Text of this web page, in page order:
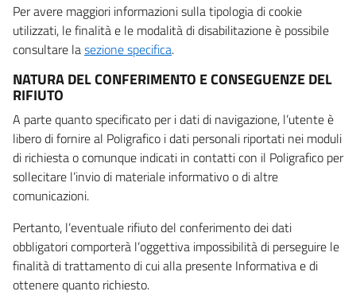
Per avere maggiori informazioni sulla tipologia di cookie
utilizzati, le finalità e le modalità di disabilitazione è possibile
consultare lasezione specifica.
NATURA DEL CONFERIMENTO E CONSEGUENZE DEL
RIFIUTO
A parte quanto specificato per i dati di navigazione, l’utente è
libero di fornire al Poligrafico i dati personali riportati nei moduli
di richiesta o comunque indicati in contatti con il Poligrafico per
sollecitare l’invio di materiale informativo o di altre
comunicazioni.
Pertanto, l’eventuale rifiuto del conferimento dei dati
obbligatori comporterà l’oggettiva impossibilità di perseguire le
finalità di trattamento di cui alla presente Informativa e di
ottenere quanto richiesto.